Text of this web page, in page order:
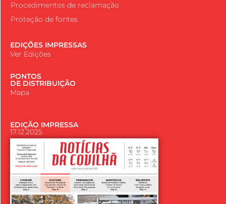
Procedimentos de reclamação
Proteção de fontes
EDIÇÕES IMPRESSAS
Ver Edições
PONTOS
DE DISTRIBUIÇÃO
Mapa
EDIÇÃO IMPRESSA
17.12.2025